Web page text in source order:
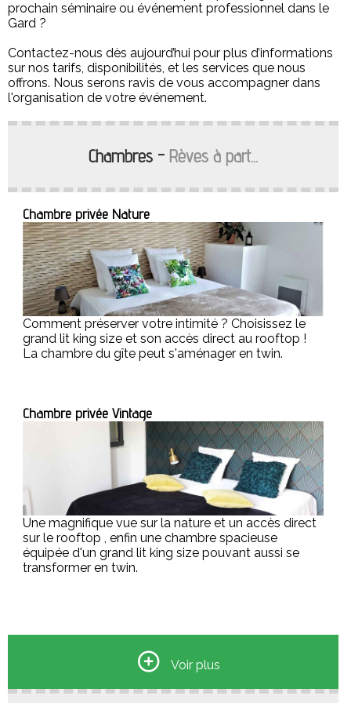
prochain séminaire ou événement professionnel dans le
Gard ?
Contactez-nous dès aujourd’hui pour plus d’informations
sur nos tarifs, disponibilités, et les services que nous
offrons. Nous serons ravis de vous accompagner dans
l'organisation de votre événement.
Chambres - Rèves à part...
Chambre privée Nature
Comment préserver votre intimité ? Choisissez le
grand lit king size et son accès direct au rooftop !
La chambre du gîte peut s'aménager en twin.
Chambre privée Vintage
Une magnifique vue sur la nature et un accès direct
sur le rooftop , enfin une chambre spacieuse
équipée d'un grand lit king size pouvant aussi se
transformer en twin.
Lit box
Voir plus